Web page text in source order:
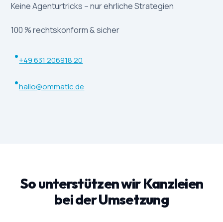
Keine Agenturtricks – nur ehrliche Strategien
100 % rechtskonform & sicher
+49 631 206918 20
hallo@ommatic.de
So unterstützen wir Kanzleien
bei der Umsetzung